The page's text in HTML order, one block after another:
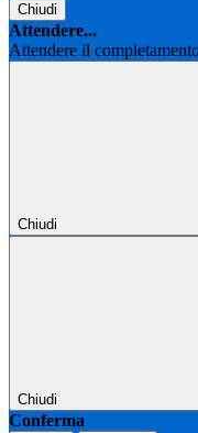
Chiudi
Attendere...
Attendere il
Chiudi
Chiudi
Conferma